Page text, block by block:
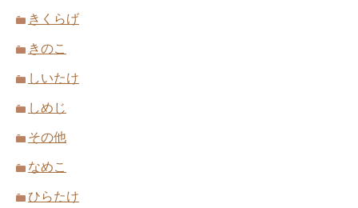
きくらげ
きのこ
しいたけ
しめじ
その他
なめこ
ひらたけ